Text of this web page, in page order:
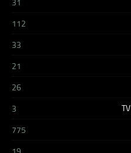
112
33
21
26
3
775